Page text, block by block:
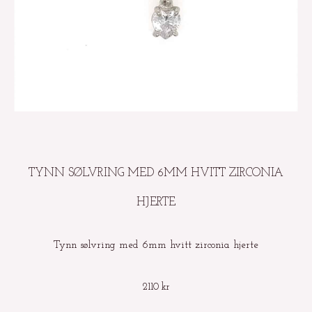
TYNN SØLVRING MED 6MM HVITT ZIRCONIA
HJERTE
Tynn sølvring med 6mm hvitt zirconia hjerte
2110 kr